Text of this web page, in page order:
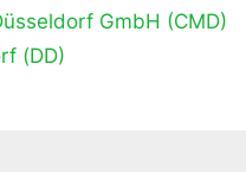
GmbH (CMD)
(DD)